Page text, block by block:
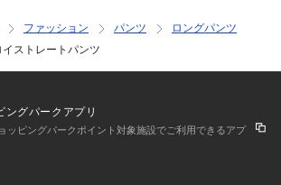
スタジオ画像の色味をご参照ください。
アウトレット店舗での取り扱いになりま
アイテム情報をゲット◆
ファッション パンツ
ロングパンツ
ストレートパンツ
ングパークアプリ
ッピングパークポイント対象施設でご利用できるアプ